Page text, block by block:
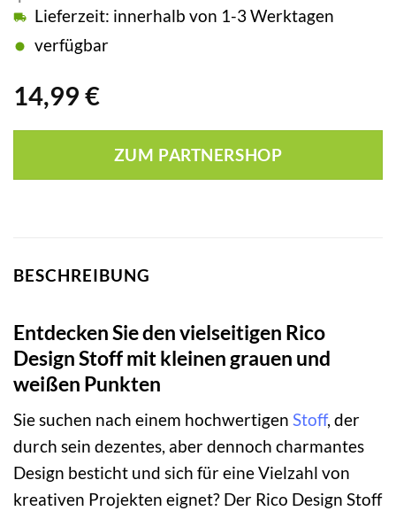
14,99 €
Lieferzeit: innerhalb von 1-3 Werktagen
verfügbar
ZUM PARTNERSHOP
BESCHREIBUNG
Entdecken Sie den vielseitigen Rico
Design Stoff mit kleinen grauen und
weißen Punkten
Sie suchen nach einem hochwertigen Stoff, der
durch sein dezentes, aber dennoch charmantes
Design besticht und sich für eine Vielzahl von
kreativen Projekten eignet? Der Rico Design Stoff